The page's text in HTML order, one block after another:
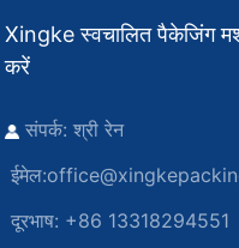
Xingke स्वचालित पैकेजिंग
करें
संपर्क: श्री रेन
ईमेल:
दूरभाष: +86 13318294551